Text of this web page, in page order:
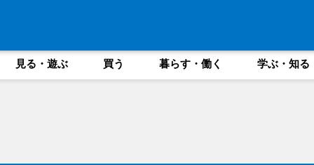
見る・遊ぶ 買う 暮らす・働く 学ぶ・知る